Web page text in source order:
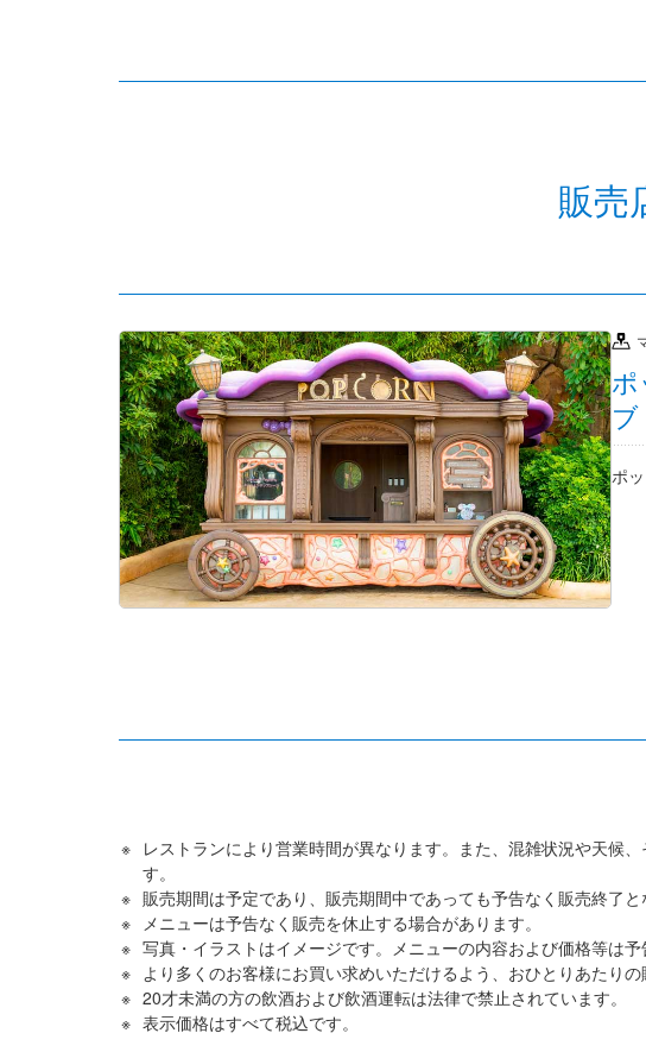
販売
ポ
レストランにより営業時間が異なります。また、混雑状況や天候
す。
販売期間は予定であり、販売期間中であっても予告なく販売終了
メニューは予告なく販売を休止する場合があります。
写真・イラストはイメージです。メニューの内容および価格等は
より多くのお客様にお買い求めいただけるよう、おひとりあたり
20才未満の方の飲酒および飲酒運転は法律で禁止されています。
表⽰価格はすべて税込です。